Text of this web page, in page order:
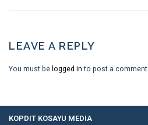
LEAVE A REPLY
You must be logged in to post a comment.
KOPDIT KOSAYU MEDIA